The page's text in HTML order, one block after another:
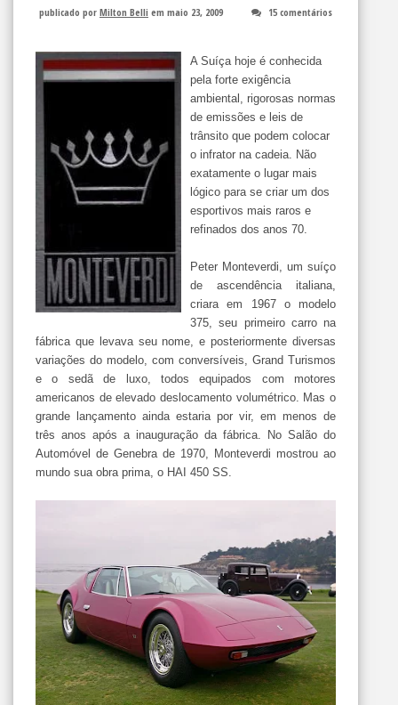
publicado por Milton Belli em maio 23, 2009 15 comentários
A Suíça hoje é conhecida
pela forte exigência
ambiental, rigorosas normas
de emissões e leis de
trânsito que podem colocar
o infrator na cadeia. Não
exatamente o lugar mais
lógico para se criar um dos
esportivos mais raros e
refinados dos anos 70.
Peter Monteverdi, um suíço
de ascendência italiana,
criara em 1967 o modelo
375, seu primeiro carro na
fábrica que levava seu nome, e posteriormente diversas
variações do modelo, com conversíveis, Grand Turismos
e o sedã de luxo, todos equipados com motores
americanos de elevado deslocamento volumétrico. Mas o
grande lançamento ainda estaria por vir, em menos de
três anos após a inauguração da fábrica. No Salão do
Automóvel de Genebra de 1970, Monteverdi mostrou ao
mundo sua obra prima, o HAI 450 SS.